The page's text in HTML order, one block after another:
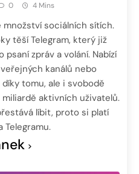
0 4 Mins
množství sociálních sítích.
těší Telegram, který již
zpráv a volání. Nabízí
kanálů nebo
tomu, ale i svobodě
aktivních uživatelů.
líbit, proto si platí
Telegramu.